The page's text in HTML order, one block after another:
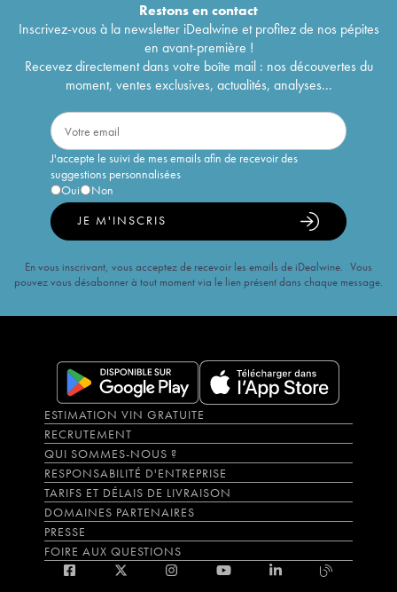
Restons encontact
Inscrivez-vous à la newsletter iDealwine et profitez de nos pépites
en avant-première !
Recevez directement dans votre boîte mail : nos découvertes du
moment, ventes exclusives, actualités, analyses...
J'accepte le suivi de mes emails afin de recevoir des
suggestions personnalisées
Oui
Non
JE M'INSCRIS
En vous inscrivant, vous acceptez de recevoir les emails de iDealwine. Vous
pouvez vous désabonner à tout moment via le lien présent dans chaque message.
ESTIMATION VIN GRATUITE
RECRUTEMENT
QUI SOMMES-NOUS ?
RESPONSABILITÉ D'ENTREPRISE
TARIFS ET DÉLAIS DE LIVRAISON
DOMAINES PARTENAIRES
PRESSE
FOIRE AUX QUESTIONS